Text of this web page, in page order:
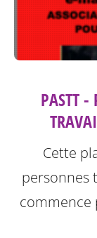
PASTT -
Cette
personnes
commence